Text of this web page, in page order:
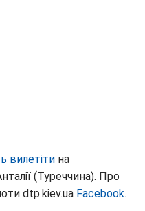
вилетіти на
(Туреччина). Про
dtp.kiev.ua Facebook.